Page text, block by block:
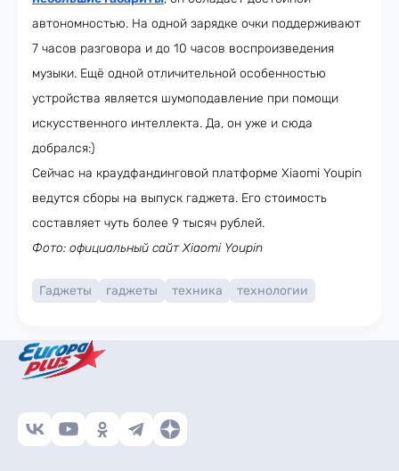
автономностью. На одной зарядке очки поддерживают
7 часов разговора и до 10 часов воспроизведения
музыки. Ещё одной отличительной особенностью
устройства является шумоподавление при помощи
искусственного интеллекта. Да, он уже и сюда
добрался:)
Сейчас на краудфандинговой платформе Xiaomi Youpin
ведутся сборы на выпуск гаджета. Его стоимость
составляет чуть более 9 тысяч рублей.
Фото: официальный сайт Xiaomi Youpin
Гаджеты гаджеты техника технологии